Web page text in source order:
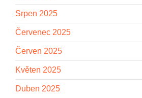
Srpen 2025
Červenec 2025
Červen 2025
Květen 2025
Duben 2025